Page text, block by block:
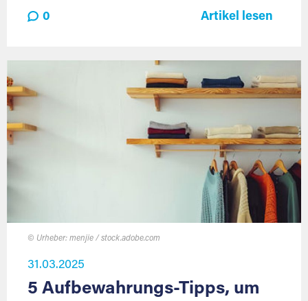
Artikel lesen
0
© Urheber: menjie / stock.adobe.com
31.03.2025
5 Aufbewahrungs-Tipps, um